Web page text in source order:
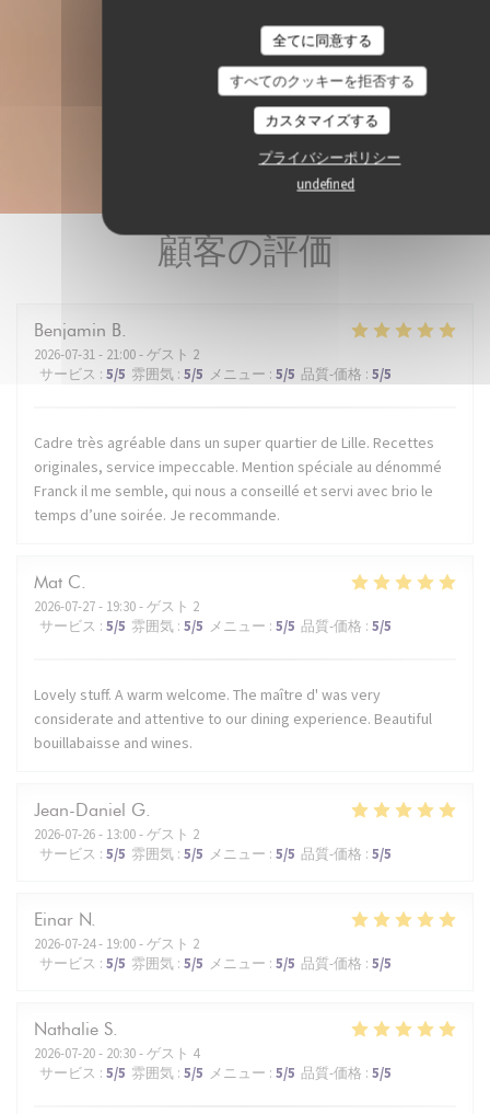
全てに同意する
すべてのクッキーを拒否する
カスタマイズする
プライバシーポリシー
undefined
顧客の評価
Benjamin B
2026-07-31- 21:00 - ゲスト 2
サービス : 5/5 雰囲気 : 5/5 メニュー : 5/5 品質-価格 : 5/5
Cadre très agréable dans un super quartier de Lille. Recettes
originales, service impeccable. Mention spéciale au dénommé
Franck il me semble, qui nous a conseillé et servi avec brio le
temps d’une soirée. Je recommande.
Mat C
2026-07-27- 19:30 - ゲスト 2
サービス : 5/5 雰囲気 : 5/5 メニュー : 5/5 品質-価格 : 5/5
Lovely stuff. A warm welcome. The maître d' was very
considerate and attentive to our dining experience. Beautiful
bouillabaisse and wines.
Jean-Daniel G
2026-07-26- 13:00 - ゲスト 2
サービス : 5/5 雰囲気 : 5/5 メニュー : 5/5 品質-価格 : 5/5
Einar N
2026-07-24- 19:00 - ゲスト 2
サービス : 5/5 雰囲気 : 5/5 メニュー : 5/5 品質-価格 : 5/5
Nathalie S
2026-07-20- 20:30 - ゲスト 4
サービス : 5/5 雰囲気 : 5/5 メニュー : 5/5 品質-価格 : 5/5